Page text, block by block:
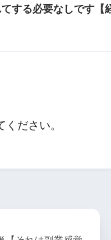
てする必要なしです【
ください。